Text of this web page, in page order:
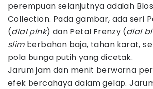
perempuan selanjutnya adalah
Collection. Pada gambar, ada seri
(dial pink) dan Petal Frenzy (dial
slimberbahan baja, tahan karat,
pola bunga putih yang dicetak.
Jarum jam dan menit berwarna
efek bercahaya dalam gelap.